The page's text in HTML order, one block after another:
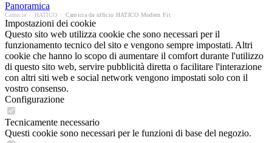
Panoramica
Camicie HATICO Camicia da ufficio HATICO Modern Fit
Impostazioni dei cookie
Questo sito web utilizza cookie che sono necessari per il
funzionamento tecnico del sito e vengono sempre impostati. Altri
cookie che hanno lo scopo di aumentare il comfort durante l'utilizzo
di questo sito web, servire pubblicità diretta o facilitare l'interazione
con altri siti web e social network vengono impostati solo con il
vostro consenso.
Configurazione
Tecnicamente necessario
Questi cookie sono necessari per le funzioni di base del negozio.